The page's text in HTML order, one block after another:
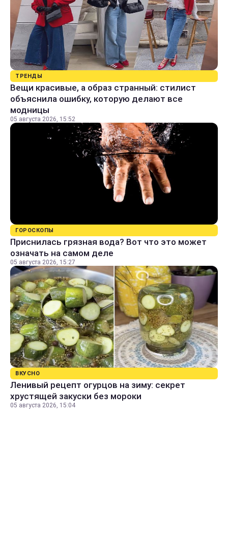
ТРЕНДЫ
Вещи красивые, а образ странный: стилист
объяснила ошибку, которую делают все
модницы
05 августа 2026, 15:52
ГОРОСКОПЫ
Приснилась грязная вода? Вот что это может
означать на самом деле
05 августа 2026, 15:27
ВКУСНО
Ленивый рецепт огурцов на зиму: секрет
хрустящей закуски без мороки
05 августа 2026, 15:04